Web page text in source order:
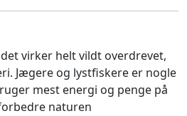
virker helt vildt overdrevet,
Jægere og lystfiskere er nogle
mest energi og penge på
naturen